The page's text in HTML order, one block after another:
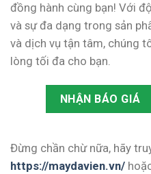
đồng hành cùng bạn! Với
và sự đa dạng trong sản
và dịch vụ tận tâm, chúng
lòng tối đa cho bạn.
NHẬN BÁO GIÁ
Đừng chần chừ nữa, hãy
https://maydavien.vn/